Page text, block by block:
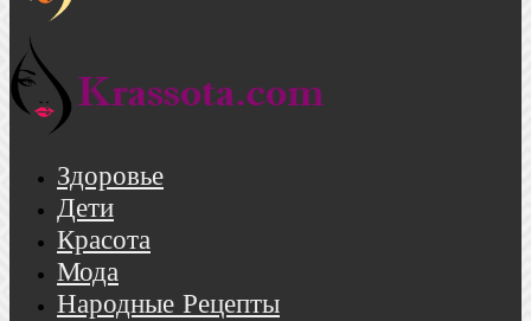
Здоровье
Дети
Красота
Мода
Народные Рецепты